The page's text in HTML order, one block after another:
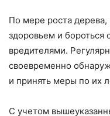
По мере роста дерева,
здоровьем и
вредителями.
своевременно
и принять меры по их
С учетом